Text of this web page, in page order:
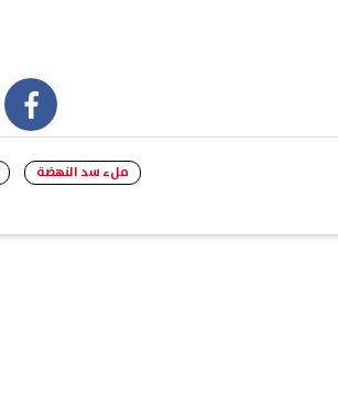
ملء سد النهضة